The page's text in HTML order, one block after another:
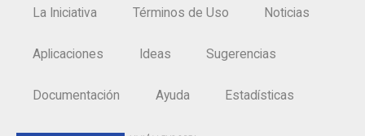
La Iniciativa Términos de Uso Noticias
Aplicaciones Ideas Sugerencias
Documentación Ayuda Estadísticas